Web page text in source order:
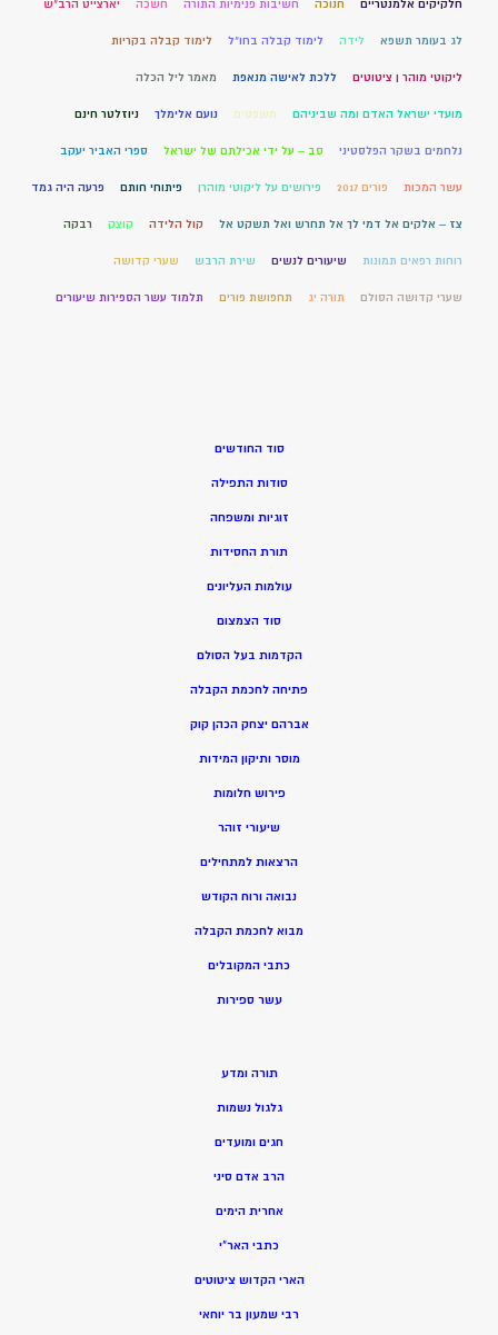
חלקיקים אלמנטריים חנוכה חשיבות פנימיות התורה חשכה יארצייט הרב"ש
לג בעומר תשפא לידה לימוד קבלה בחו"ל לימוד קבלה בקריות
ליקוטי מוהר ן ציטוטים ללכת לאישה מנאפת מאמר ליל הכלה
מועדי ישראל האדם ומה שביניהם משפטים נועם אלימלך ניוזלטר חינם
נלחמים בשקר הפלסטיני סב – על ידי אכילתם של ישראל ספרי האביר יעקב
עשר המכות פורים 2017 פירושים על ליקוטי מוהרן פיתוחי חותם פרעה היה גמד
צז – אלקים אל דמי לך אל תחרש ואל תשקט אל קול הלידה קוצק רבקה
רוחות רפאים תמונות שיעורים לנשים שירת הרבש שערי קדושה
שערי קדושה הסולם תורה יג תחפושת פורים תלמוד עשר הספירות שיעורים
סוד החודשים
סודות התפילה
זוגיות ומשפחה
תורת החסידות
עולמות העליונים
סוד הצמצום
הקדמות בעל הסולם
פתיחה לחכמת הקבלה
אברהם יצחק הכהן קוק
מוסר ותיקון המידות
פירוש חלומות
שיעורי זוהר
הרצאות למתחילים
נבואה ורוח הקודש
מבוא לחכמת הקבלה
כתבי המקובלים
עשר ספירות
תורה ומדע
גלגול נשמות
חגים ומועדים
הרב אדם סיני
אחרית הימים
כתבי האר”י
הארי הקדוש ציטוטים
רבי שמעון בר יוחאי